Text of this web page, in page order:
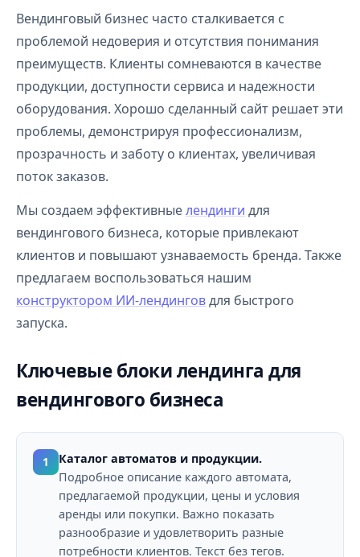
Вендинговый бизнес часто сталкивается с
проблемой недоверия и отсутствия понимания
преимуществ. Клиенты сомневаются в качестве
продукции, доступности сервиса и надежности
оборудования. Хорошо сделанный сайт решает эти
проблемы, демонстрируя профессионализм,
прозрачность и заботу о клиентах, увеличивая
поток заказов.
Мы создаем эффективныелендинги для
вендингового бизнеса, которые привлекают
клиентов и повышают узнаваемость бренда. Также
предлагаем воспользоваться нашим
конструктором ИИ-лендинговдля быстрого
запуска.
Ключевые блоки лендинга для
вендингового бизнеса
1
Каталог автоматов и продукции.
Подробное описание каждого автомата,
предлагаемой продукции, цены и условия
аренды или покупки. Важно показать
разнообразие и удовлетворить разные
потребности клиентов. Текст без тегов.